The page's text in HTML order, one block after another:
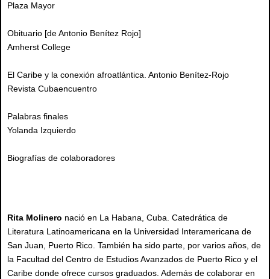
Plaza Mayor
Obituario [de Antonio Benítez Rojo]
Amherst College
El Caribe y la conexión afroatlántica. Antonio Benítez-Rojo
Revista Cubaencuentro
Palabras finales
Yolanda Izquierdo
Biografías de colaboradores
Rita Molinero nació en La Habana, Cuba. Catedrática de
Literatura Latinoamericana en la Universidad Interamericana de
San Juan, Puerto Rico. También ha sido parte, por varios años, de
la Facultad del Centro de Estudios Avanzados de Puerto Rico y el
Caribe donde ofrece cursos graduados. Además de colaborar en